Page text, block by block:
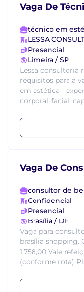
Vaga De
técnico em
LESSA
Presencial
Limeira / SP
Lessa consultoria
requisitos para a
em estética -
corporal, facial,
Vaga De
consultor de
Confidencial
Presencial
Brasília / DF
Vaga para
brasília shopping.
1.758,00 Vale
(conforme rota)